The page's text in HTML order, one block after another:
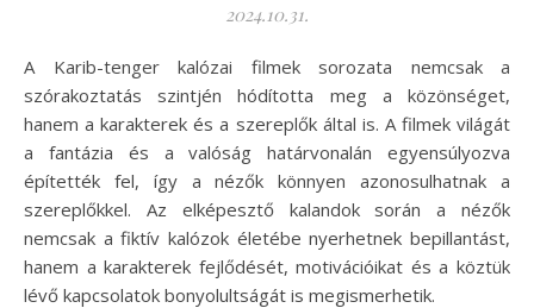
2024.10.31.
A Karib-tenger kalózai filmek sorozata nemcsak a
szórakoztatás szintjén hódította meg a közönséget,
hanem a karakterek és a szereplők által is. A filmek világát
a fantázia és a valóság határvonalán egyensúlyozva
építették fel, így a nézők könnyen azonosulhatnak a
szereplőkkel. Az elképesztő kalandok során a nézők
nemcsak a fiktív kalózok életébe nyerhetnek bepillantást,
hanem a karakterek fejlődését, motivációikat és a köztük
lévő kapcsolatok bonyolultságát is megismerhetik.